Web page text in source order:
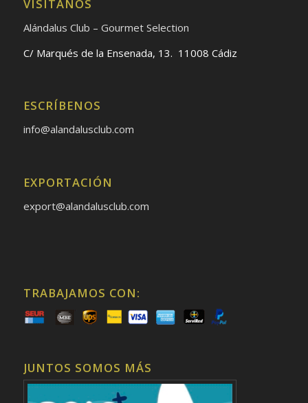
VÍSÍTANOS
Alándalus Club – Gourmet Selection
C/ Marqués de la Ensenada, 13. 11008 Cádiz
ESCRÍBENOS
info@alandalusclub.com
EXPORTACIÓN
export@alandalusclub.com
TRABAJAMOS CON:
JUNTOS SOMOS MÁS